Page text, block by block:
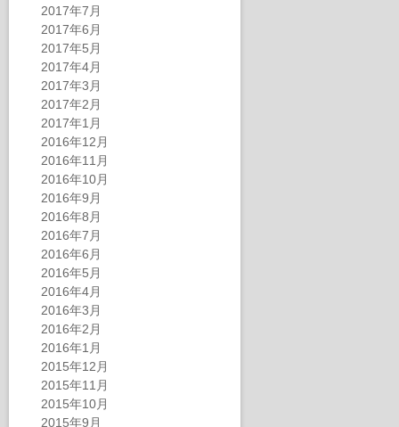
2017年7月
2017年6月
2017年5月
2017年4月
2017年3月
2017年2月
2017年1月
2016年12月
2016年11月
2016年10月
2016年9月
2016年8月
2016年7月
2016年6月
2016年5月
2016年4月
2016年3月
2016年2月
2016年1月
2015年12月
2015年11月
2015年10月
2015年9月